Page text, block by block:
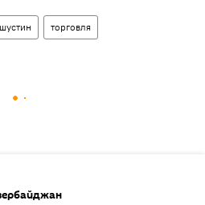
торговля